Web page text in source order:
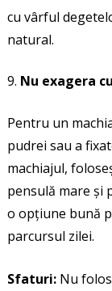
cu vârful
natural.
Nu exagera
Pentru un
pudrei sau a
machiajul,
pensulă mare și
o opțiune bună
parcursul zilei.
Sfaturi:Nu